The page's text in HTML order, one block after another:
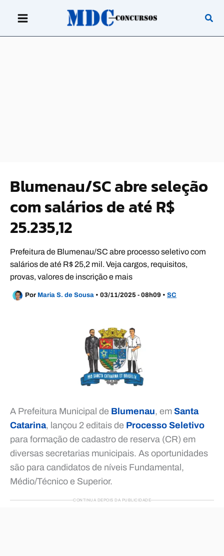
Blumenau/SC abre seleção
com salários de até R$
25.235,12
Prefeitura de Blumenau/SC abre processo seletivo com
salários de até R$ 25,2 mil. Veja cargos, requisitos,
provas, valores de inscrição e mais
Por Maria S. de Sousa • 03/11/2025 - 08h09 • SC
A Prefeitura Municipal de Blumenau, em Santa
Catarina, lançou 2 editais de Processo Seletivo
para formação de cadastro de reserva (CR) em
diversas secretarias municipais. As oportunidades
são para candidatos de níveis Fundamental,
Médio/Técnico e Superior.
CONTINUA DEPOIS DA PUBLICIDADE